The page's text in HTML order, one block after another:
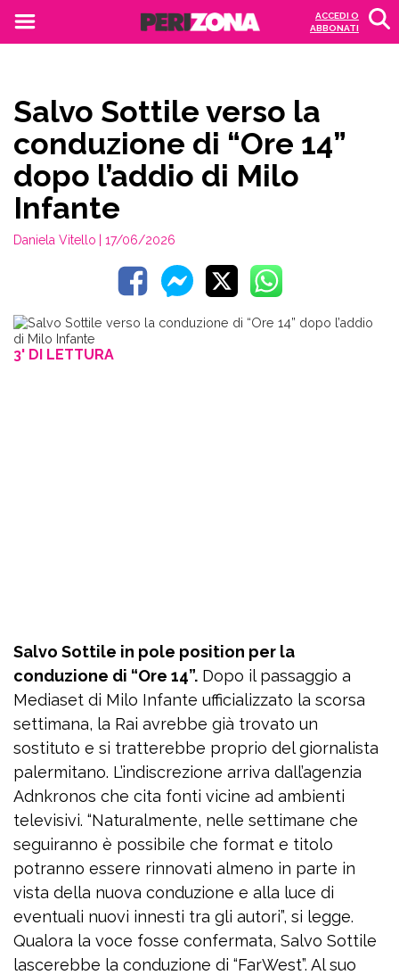
ACCEDI O
ABBONATI
Salvo Sottile verso la
conduzione di “Ore 14”
dopo l’addio di Milo
Infante
Daniela Vitello | 17/06/2026
3' DI LETTURA
Salvo Sottile in pole position per la
conduzione di “Ore 14”. Dopo il passaggio a
Mediaset di Milo Infante ufficializzato la scorsa
settimana, la Rai avrebbe già trovato un
sostituto e si tratterebbe proprio del giornalista
palermitano. L’indiscrezione arriva dall’agenzia
Adnkronos che cita fonti vicine ad ambienti
televisivi. “Naturalmente, nelle settimane che
seguiranno è possibile che format e titolo
potranno essere rinnovati almeno in parte in
vista della nuova conduzione e alla luce di
eventuali nuovi innesti tra gli autori”, si legge.
Qualora la voce fosse confermata, Salvo Sottile
lascerebbe la conduzione di “FarWest”. Al suo